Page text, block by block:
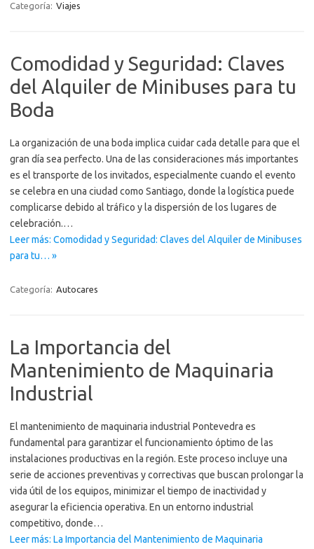
Categoría: Viajes
Comodidad y Seguridad: Claves
del Alquiler de Minibuses para tu
Boda
La organización de una boda implica cuidar cada detalle para que el
gran día sea perfecto. Una de las consideraciones más importantes
es el transporte de los invitados, especialmente cuando el evento
se celebra en una ciudad como Santiago, donde la logística puede
complicarse debido al tráfico y la dispersión de los lugares de
celebración.…
Leer más: Comodidad y Seguridad: Claves del Alquiler de Minibuses
para tu… »
Categoría: Autocares
La Importancia del
Mantenimiento de Maquinaria
Industrial
El mantenimiento de maquinaria industrial Pontevedra es
fundamental para garantizar el funcionamiento óptimo de las
instalaciones productivas en la región. Este proceso incluye una
serie de acciones preventivas y correctivas que buscan prolongar la
vida útil de los equipos, minimizar el tiempo de inactividad y
asegurar la eficiencia operativa. En un entorno industrial
competitivo, donde…
Leer más: La Importancia del Mantenimiento de Maquinaria